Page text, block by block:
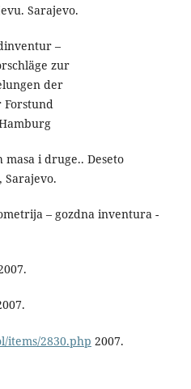
Sarajevo.
–
zur
der
Forstund
masa i druge.. Deseto
– gozdna inventura -
items/2830.php 2007.